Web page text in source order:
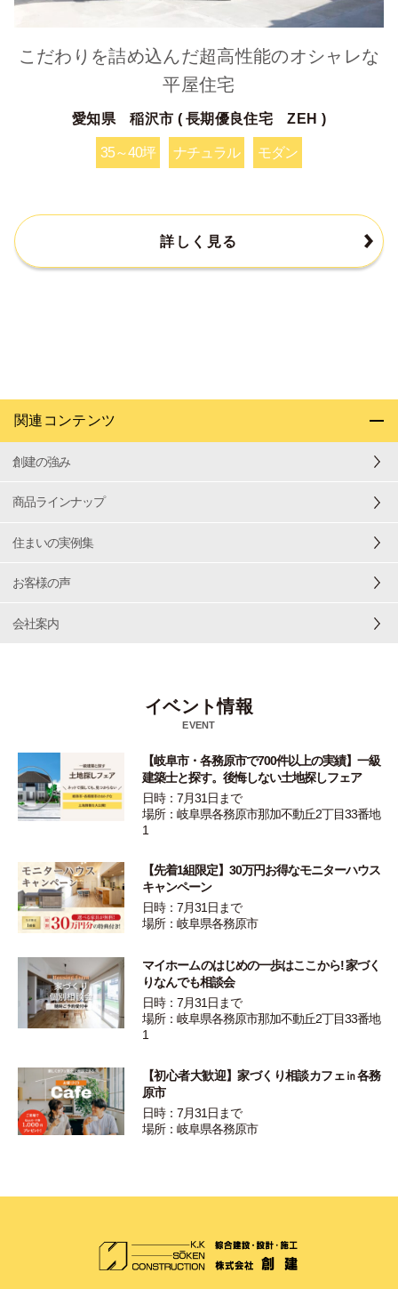
こだわりを詰め込んだ超高性能のオシャレな
平屋住宅
愛知県 稲沢市 ( 長期優良住宅 ZEH )
35～40坪 ナチュラル モダン
詳しく見る
関連コンテンツ
創建の強み
商品ラインナップ
住まいの実例集
お客様の声
会社案内
イベント情報
EVENT
【岐阜市・各務原市で700件以上の実績】一級
建築士と探す。後悔しない土地探しフェア
日時：7月31日まで
場所：岐阜県各務原市那加不動丘2丁目33番地
1
【先着1組限定】30万円お得なモニターハウス
キャンペーン
日時：7月31日まで
場所：岐阜県各務原市
マイホームのはじめの一歩はここから! 家づく
りなんでも相談会
日時：7月31日まで
場所：岐阜県各務原市那加不動丘2丁目33番地
1
【初心者大歓迎】家づくり相談カフェ㏌各務
原市
日時：7月31日まで
場所：岐阜県各務原市